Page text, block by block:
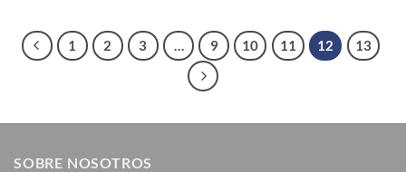
1 2 3 … 9 10 11 12 13
SOBRE NOSOTROS